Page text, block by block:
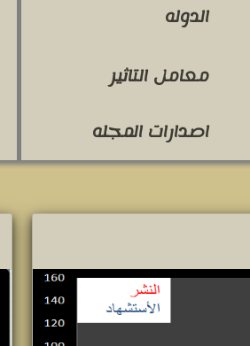
الدوله
معامل التاثير
اصدارات المجله